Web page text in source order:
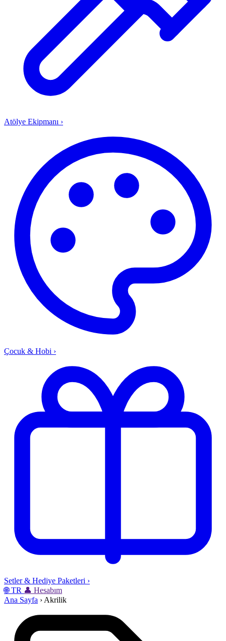
Atölye Ekipmanı ›
Çocuk & Hobi ›
Setler & Hediye Paketleri ›
🌐 TR 👤 Hesabım
Ana Sayfa › Akrilik